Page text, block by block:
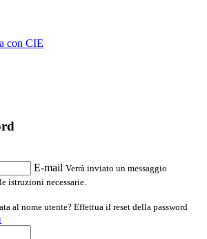
con CIE
E-mail Verrà inviato un messaggio
istruzioni necessarie.
al nome utente? Effettua il reset della password